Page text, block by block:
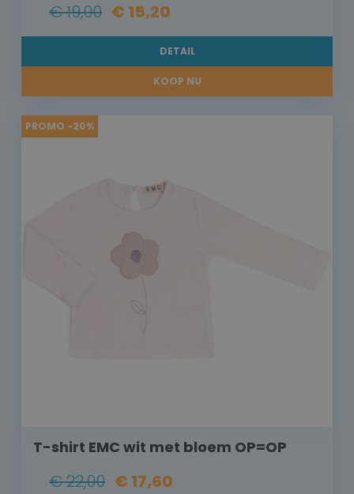
€ 19,00 € 15,20
DETAIL
KOOP NU
PROMO -20%
T-shirt EMC wit met bloem OP=OP
€ 22,00 € 17,60